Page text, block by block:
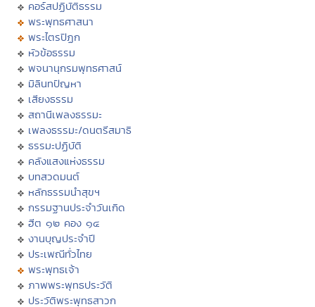
คอร์สปฏิบัติธรรม
พระพุทธศาสนา
พระไตรปิฏก
หัวข้อธรรม
พจนานุกรมพุทธศาสน์
มิลินทปัญหา
เสียงธรรม
สถานีเพลงธรรมะ
เพลงธรรมะ/ดนตรีสมาธิ
ธรรมะปฏิบัติ
คลังแสงแห่งธรรม
บทสวดมนต์
หลักธรรมนำสุขฯ
กรรมฐานประจำวันเกิด
ฮีต ๑๒ คอง ๑๔
งานบุญประจำปี
ประเพณีทั่วไทย
พระพุทธเจ้า
ภาพพระพุทธประวัติ
ประวัติพระพุทธสาวก